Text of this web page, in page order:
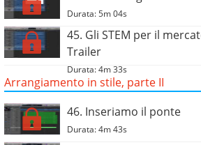
Durata: 5m 04s
45. Gli STEM per il
Trailer
Durata: 4m 33s
Arrangiamento in stile, parte II
46. Inseriamo il ponte
Durata: 4m 43s